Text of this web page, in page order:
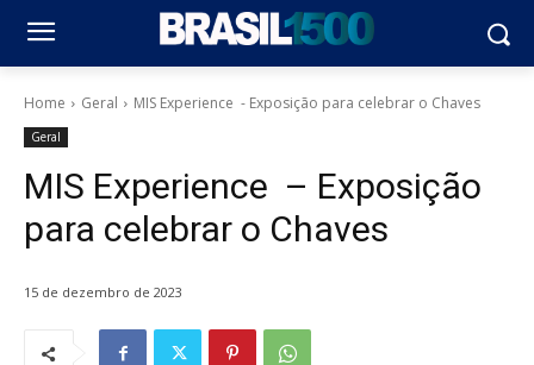
Home Geral MIS Experience - Exposição para celebrar o Chaves
Geral
MIS Experience – Exposição
para celebrar o Chaves
15 de dezembro de 2023